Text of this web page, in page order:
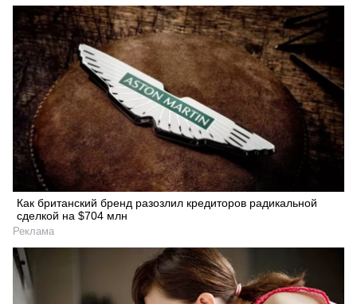
Как британский бренд разозлил кредиторов радикальной
сделкой на $704 млн
Реклама